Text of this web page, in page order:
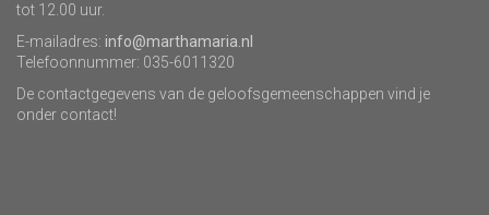
tot 12.00 uur.
E-mailadres: info@marthamaria.nl
Telefoonnummer: 035-6011320
De contactgegevens van de geloofsgemeenschappen vind je
onder contact!